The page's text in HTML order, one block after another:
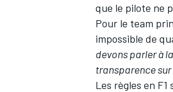
que le pilote ne
Pour le team
impossible de
devons parler à
transparence sur
Les règles en